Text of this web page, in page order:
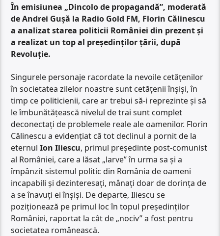
În emisiunea „Dincolo de propagandă”, moderată
de Andrei Gușă la Radio Gold FM, Florin Călinescu
a analizat starea politicii României din prezent și
a realizat un top al președinților țării, după
Revoluție.
Singurele personaje racordate la nevoile cetățenilor
în societatea zilelor noastre sunt cetățenii înșiși, în
timp ce politicienii, care ar trebui să-i reprezinte și să
le îmbunătățească nivelul de trai sunt complet
deconectați de problemele reale ale oamenilor. Florin
Călinescu a evidențiat că tot declinul a pornit de la
eternulIon Iliescu, primul președinte post-comunist
al României, care a lăsat „larve” în urma sa și a
împânzit sistemul politic din România de oameni
incapabili și dezinteresați, mânați doar de dorința de
a se înavuți ei înșiși. De departe, Iliescu se
poziționează pe primul loc în topul președinților
României, raportat la cât de „nociv” a fost pentru
societatea românească.